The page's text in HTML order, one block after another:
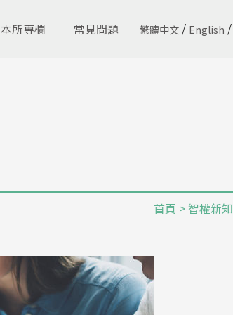
本所專欄 常見問題 繁體中文 / English /
首頁 > 智權新知